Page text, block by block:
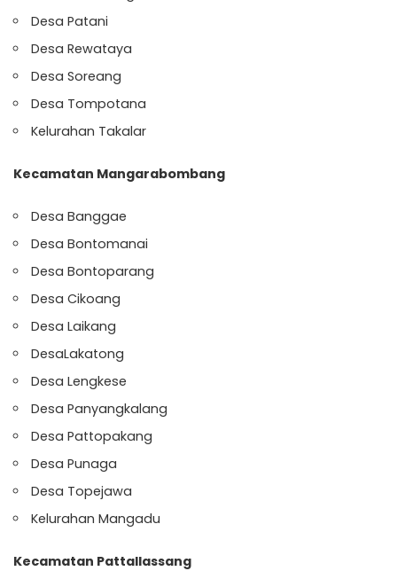
Desa Patani
Desa Rewataya
Desa Soreang
Desa Tompotana
Kelurahan Takalar
Kecamatan Mangarabombang
Desa Banggae
Desa Bontomanai
Desa Bontoparang
Desa Cikoang
Desa Laikang
DesaLakatong
Desa Lengkese
Desa Panyangkalang
Desa Pattopakang
Desa Punaga
Desa Topejawa
Kelurahan Mangadu
Kecamatan Pattallassang